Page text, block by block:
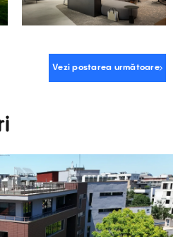
Vezi postarea următoare